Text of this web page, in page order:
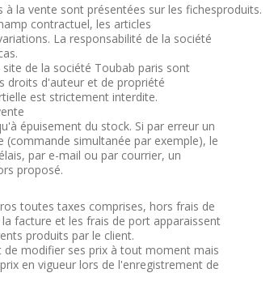
la vente sont présentées sur les fichesproduits.
contractuel, les articles
La responsabilité de la société
de la société Toubab paris sont
droits d'auteur et de propriété
est strictement interdite.
épuisement du stock. Si par erreur un
simultanée par exemple), le
par e-mail ou par courrier, un
proposé.
toutes taxes comprises, hors frais de
facture et les frais de port apparaissent
produits par le client.
modifier ses prix à tout moment mais
en vigueur lors de l'enregistrement de